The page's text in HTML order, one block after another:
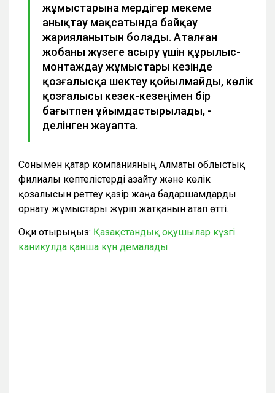
жұмыстарына мердігер мекеме
анықтау мақсатында байқау
жарияланытын болады. Аталған
жобаны жүзеге асыру үшін құрылыс-
монтаждау жұмыстары кезінде
қозғалысқа шектеу қойылмайды, көлік
қозғалысы кезек-кезеңімен бір
бағытпен ұйымдастырылады, -
делінген жауапта.
Сонымен қатар компанияның Алматы облыстық
филиалы кептелістерді азайту және көлік
қозғалысын реттеу қазір жаңа бағдаршамдарды
орнату жұмыстары жүріп жатқанын атап өтті.
Оқи отырыңыз: Қазақстандық оқушылар күзгі
каникулда қанша күн демалады